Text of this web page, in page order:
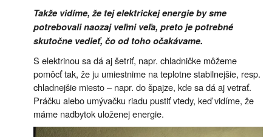
Takže vidíme, že tej elektrickej energie by sme
potrebovali naozaj veľmi veľa, preto je potrebné
skutočne vedieť, čo od toho očakávame.
S elektrinou sa dá aj šetriť, napr. chladničke môžeme
pomôcť tak, že ju umiestnime na teplotne stabilnejšie, resp.
chladnejšie miesto – napr. do špajze, kde sa dá aj vetrať.
Práčku alebo umývačku riadu pustiť vtedy, keď vidíme, že
máme nadbytok uloženej energie.